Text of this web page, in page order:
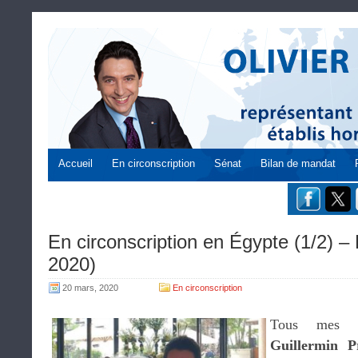
Accueil En circonscription Sénat Bilan de mandat
En circonscription en Égypte (1/2) –
2020)
20 mars, 2020 En circonscription
Tous mes
Guillermin